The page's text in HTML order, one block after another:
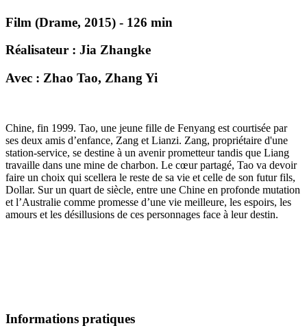
Film (Drame, 2015) - 126 min
Réalisateur : Jia Zhangke
Avec : Zhao Tao, Zhang Yi
Chine, fin 1999. Tao, une jeune fille de Fenyang est courtisée par
ses deux amis d’enfance, Zang et Lianzi. Zang, propriétaire d'une
station-service, se destine à un avenir prometteur tandis que Liang
travaille dans une mine de charbon. Le cœur partagé, Tao va devoir
faire un choix qui scellera le reste de sa vie et celle de son futur fils,
Dollar. Sur un quart de siècle, entre une Chine en profonde mutation
et l’Australie comme promesse d’une vie meilleure, les espoirs, les
amours et les désillusions de ces personnages face à leur destin.
Informations pratiques